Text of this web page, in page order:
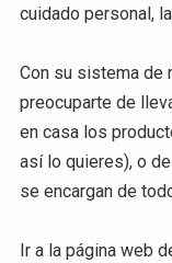
cuidado personal,
Con su sistema de
preocuparte de
en casa los
así lo quieres), o
se encargan de
Ir a la página web